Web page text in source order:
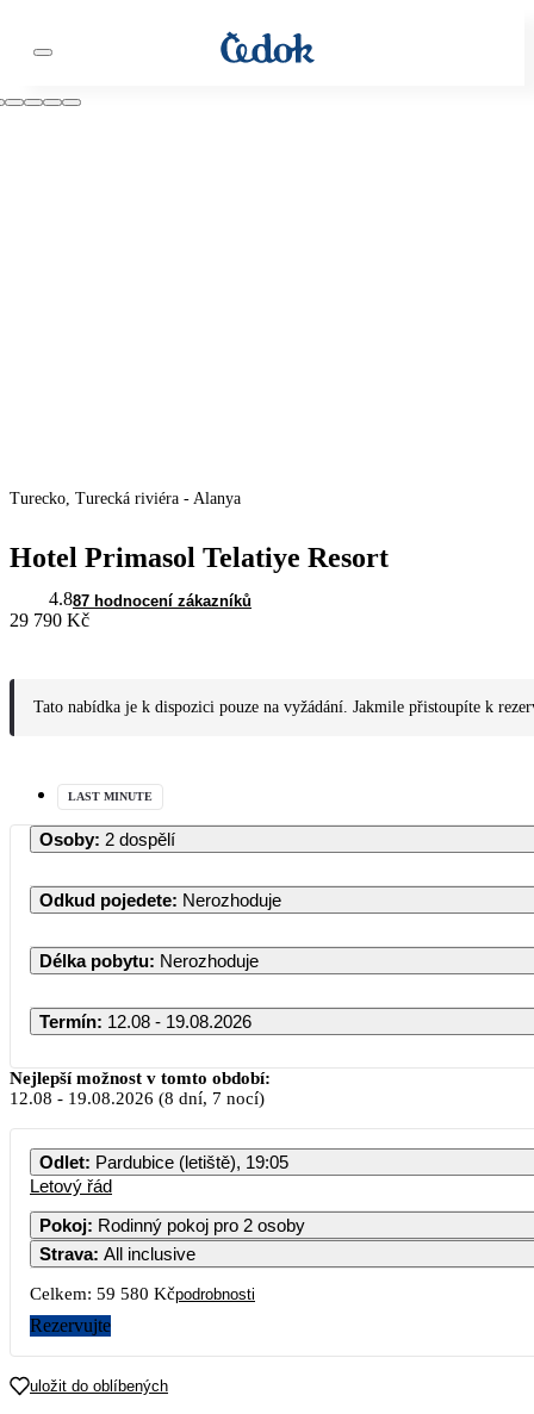
Turecko, Turecká riviéra - Alanya
Hotel Primasol Telatiye Resort
4.887 hodnocení zákazníků
29 790 Kč
Tato nabídka je k dispozici pouze na vyžádání. Jakmile přistoupíte k
LAST MINUTE
Osoby: 2 dospělí
Odkud pojedete: Nerozhoduje
Délka pobytu: Nerozhoduje
Termín: 12.08 - 19.08.2026
Nejlepší možnost v tomto období:
12.08 - 19.08.2026 (8 dní, 7 nocí)
Odlet: Pardubice (letiště), 19:05
Letový řád
Pokoj: Rodinný pokoj pro 2 osoby
Strava: All inclusive
Celkem: 59 580 Kčpodrobnosti
Rezervujte
uložit do oblíbených